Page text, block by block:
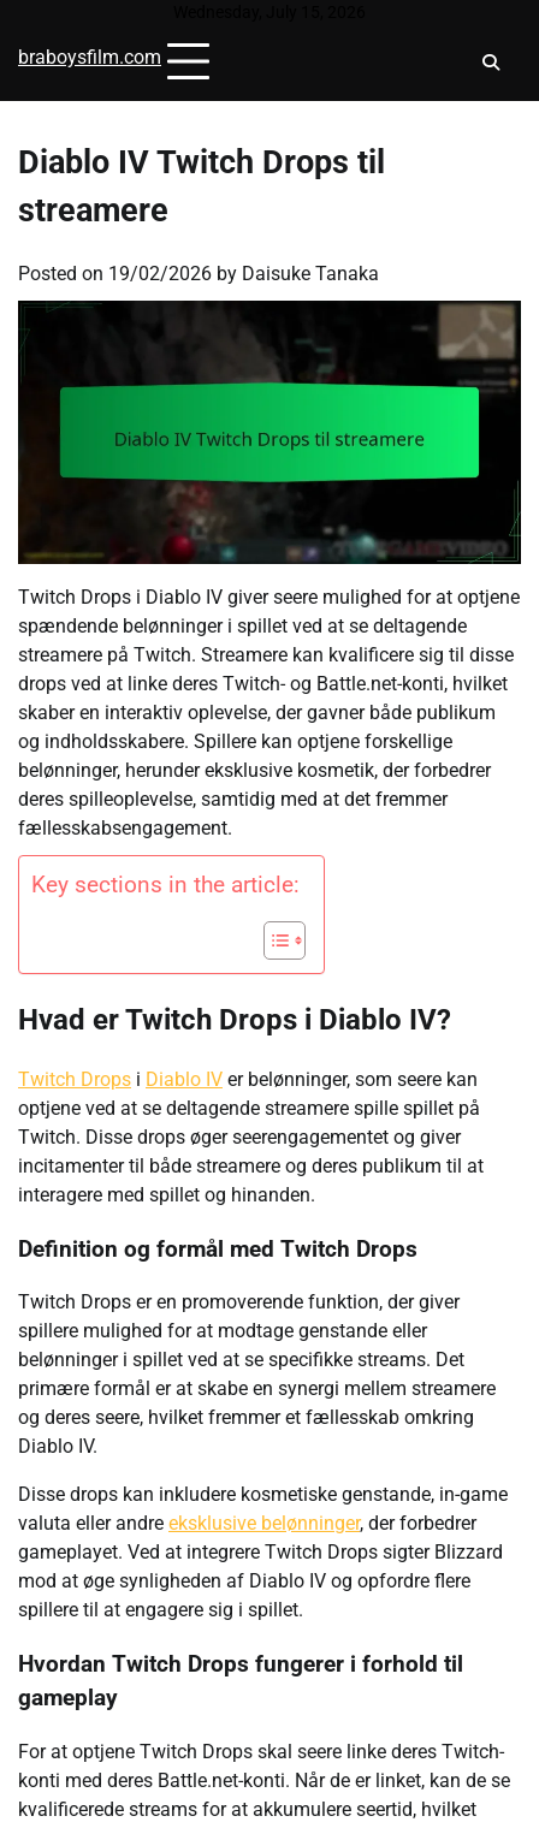
content
braboysfilm.com
Diablo IV Twitch Drops til
streamere
Posted on 19/02/2026 by Daisuke Tanaka
Twitch Drops i Diablo IV giver seere mulighed for at optjene
spændende belønninger i spillet ved at se deltagende
streamere på Twitch. Streamere kan kvalificere sig til disse
drops ved at linke deres Twitch- og Battle.net-konti, hvilket
skaber en interaktiv oplevelse, der gavner både publikum
og indholdsskabere. Spillere kan optjene forskellige
belønninger, herunder eksklusive kosmetik, der forbedrer
deres spilleoplevelse, samtidig med at det fremmer
fællesskabsengagement.
Key sections in the article:
Hvad er Twitch Drops i Diablo IV?
Twitch Drops i Diablo IV er belønninger, som seere kan
optjene ved at se deltagende streamere spille spillet på
Twitch. Disse drops øger seerengagementet og giver
incitamenter til både streamere og deres publikum til at
interagere med spillet og hinanden.
Definition og formål med Twitch Drops
Twitch Drops er en promoverende funktion, der giver
spillere mulighed for at modtage genstande eller
belønninger i spillet ved at se specifikke streams. Det
primære formål er at skabe en synergi mellem streamere
og deres seere, hvilket fremmer et fællesskab omkring
Diablo IV.
Disse drops kan inkludere kosmetiske genstande, in-game
valuta eller andre eksklusive belønninger, der forbedrer
gameplayet. Ved at integrere Twitch Drops sigter Blizzard
mod at øge synligheden af Diablo IV og opfordre flere
spillere til at engagere sig i spillet.
Hvordan Twitch Drops fungerer i forhold til
gameplay
For at optjene Twitch Drops skal seere linke deres Twitch-
konti med deres Battle.net-konti. Når de er linket, kan de se
kvalificerede streams for at akkumulere seertid, hvilket